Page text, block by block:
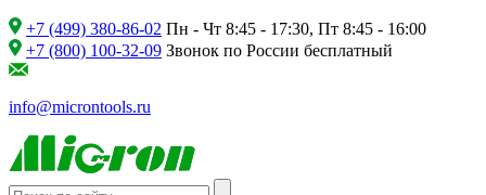
+7 (499) 380-86-02 Пн - Чт 8:45 - 17:30, Пт 8:45 - 16:00
+7 (800) 100-32-09 Звонок по России бесплатный
info@microntools.ru